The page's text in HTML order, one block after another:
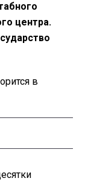
центра.
в